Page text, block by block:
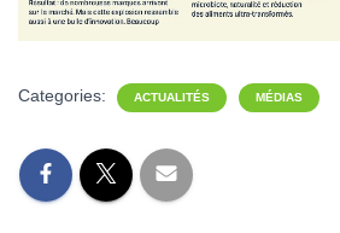
Categories: ACTUALITÉS MÉDIAS